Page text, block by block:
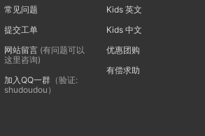
常见问题
提交工单
网站留言(有问题可以
这里咨询)
加入QQ一群（验证:
shudoudou）
Kids 英文
Kids 中文
优惠团购
有偿求助